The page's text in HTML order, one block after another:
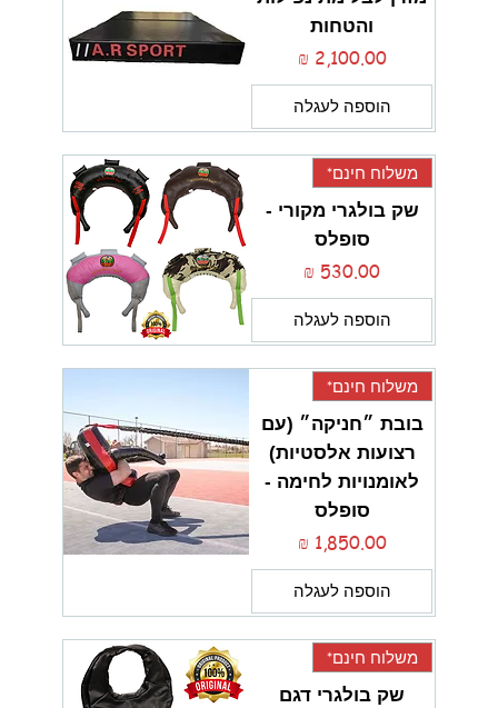
והטחות
מחיר‏2,100.00 ‏₪
הוספה לעגלה
משלוח חינם*
שק בולגרי מקורי -
סופלס
מחיר
הוספה לעגלה
משלוח חינם*
בובת ״חניקה״ (עם
רצועות אלסטיות)
לאומנויות לחימה -
סופלס
מחיר‏1,850.00 ‏₪
הוספה לעגלה
משלוח חינם*
שק בולגרי דגם